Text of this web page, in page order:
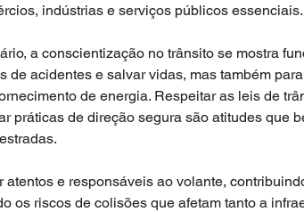
indústrias e serviços públicos essenciais.
a conscientização no trânsito se mostra
de acidentes e salvar vidas, mas também
de energia. Respeitar as leis de
práticas de direção segura são atitudes que
atentos e responsáveis ao volante,
os riscos de colisões que afetam tanto a